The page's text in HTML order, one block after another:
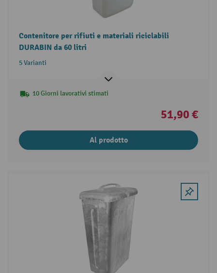
Contenitore per rifiuti e materiali riciclabili
DURABIN da 60 litri
5 Varianti
10 Giorni lavorativi stimati
51,90 €
Al prodotto